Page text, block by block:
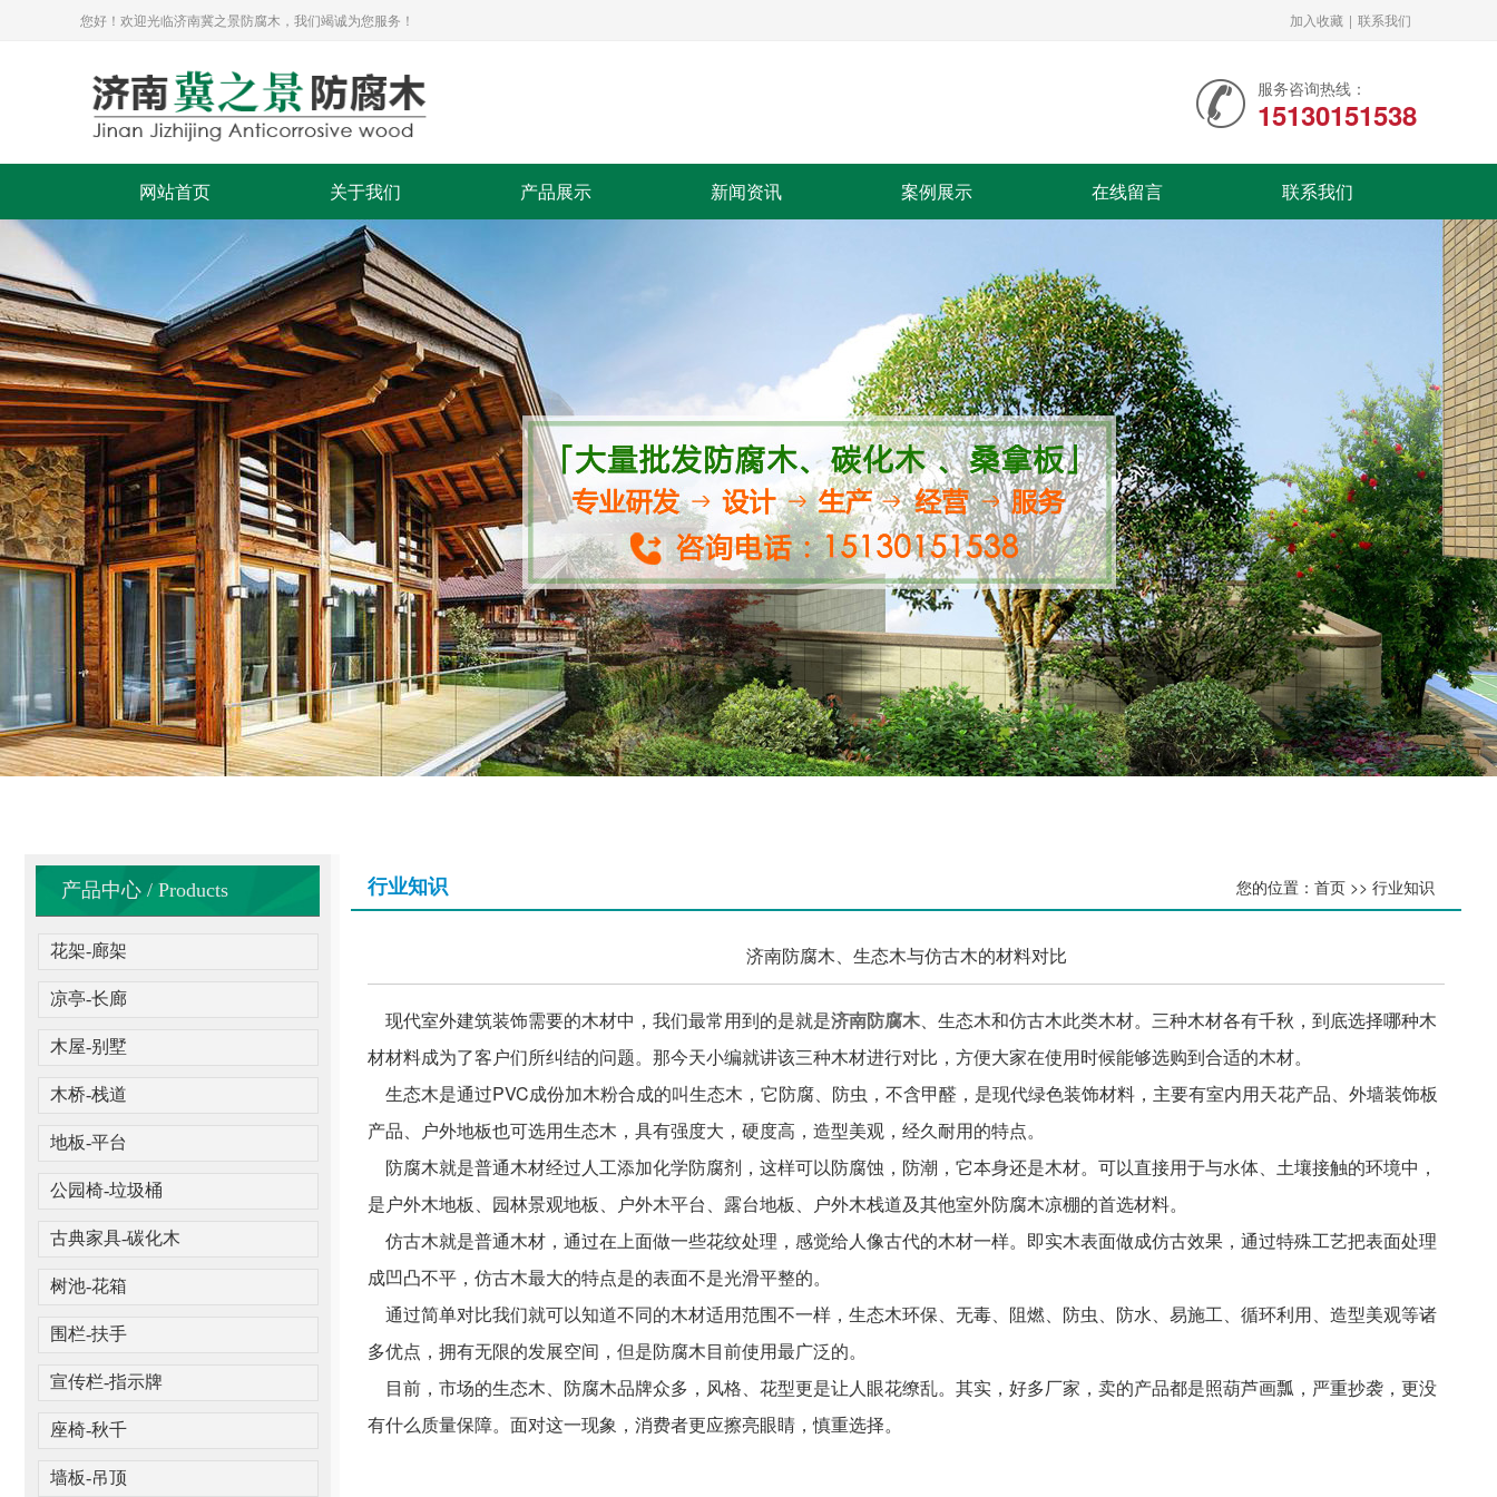
您好！欢迎光临济南冀之景防腐木，我们竭诚为您服务！ 加入收藏 | 联系我们
服务咨询热线：
15130151538
网站首页 关于我们 产品展示 新闻资讯 案例展示 在线留言 联系我们
产品中心 / Products
花架-廊架
凉亭-长廊
木屋-别墅
木桥-栈道
地板-平台
公园椅-垃圾桶
古典家具-碳化木
树池-花箱
围栏-扶手
宣传栏-指示牌
座椅-秋千
墙板-吊顶
行业知识 您的位置：首页 >> 行业知识
济南防腐木、生态木与仿古木的材料对比
现代室外建筑装饰需要的木材中，我们最常用到的是就是济南防腐木、生态木和仿古木此类木材。三种木材各有千秋，到底选择哪种木
材材料成为了客户们所纠结的问题。那今天小编就讲该三种木材进行对比，方便大家在使用时候能够选购到合适的木材。
生态木是通过PVC成份加木粉合成的叫生态木，它防腐、防虫，不含甲醛，是现代绿色装饰材料，主要有室内用天花产品、外墙装饰板
产品、户外地板也可选用生态木，具有强度大，硬度高，造型美观，经久耐用的特点。
防腐木就是普通木材经过人工添加化学防腐剂，这样可以防腐蚀，防潮，它本身还是木材。可以直接用于与水体、土壤接触的环境中，
是户外木地板、园林景观地板、户外木平台、露台地板、户外木栈道及其他室外防腐木凉棚的首选材料。
仿古木就是普通木材，通过在上面做一些花纹处理，感觉给人像古代的木材一样。即实木表面做成仿古效果，通过特殊工艺把表面处理
成凹凸不平，仿古木最大的特点是的表面不是光滑平整的。
通过简单对比我们就可以知道不同的木材适用范围不一样，生态木环保、无毒、阻燃、防虫、防水、易施工、循环利用、造型美观等诸
多优点，拥有无限的发展空间，但是防腐木目前使用最广泛的。
目前，市场的生态木、防腐木品牌众多，风格、花型更是让人眼花缭乱。其实，好多厂家，卖的产品都是照葫芦画瓢，严重抄袭，更没
有什么质量保障。面对这一现象，消费者更应擦亮眼睛，慎重选择。